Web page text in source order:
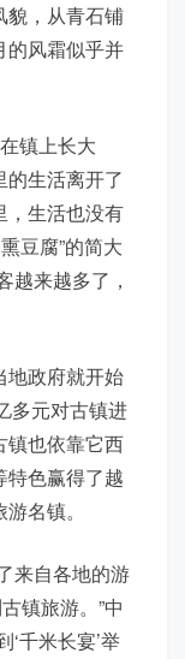
貌，从青石铺
的风霜似乎并
镇上长大
生活离开了
，生活也没有
豆腐”的简大
越来越多了，
地政府就开始
多元对古镇进
镇也依靠它西
特色赢得了越
名镇。
来自各地的游
镇旅游。”中
‘千米长宴’举